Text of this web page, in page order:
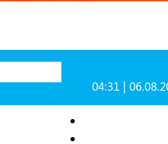
04:31 |